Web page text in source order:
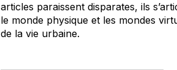
articles paraissent disparates, ils
le monde physique et les mondes
de la vie urbaine.